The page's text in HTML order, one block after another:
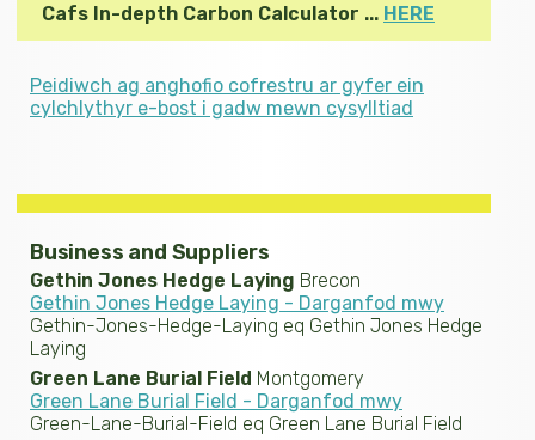
Cafs In-depth Carbon Calculator ... HERE
Peidiwch ag anghofio cofrestru ar gyfer ein
cylchlythyr e-bost i gadw mewn cysylltiad
Business and Suppliers
Gethin Jones Hedge Laying Brecon
Gethin Jones Hedge Laying - Darganfod mwy
Gethin-Jones-Hedge-Laying eq Gethin Jones Hedge
Laying
Green Lane Burial Field Montgomery
Green Lane Burial Field - Darganfod mwy
Green-Lane-Burial-Field eq Green Lane Burial Field